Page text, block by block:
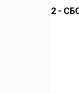
2 -